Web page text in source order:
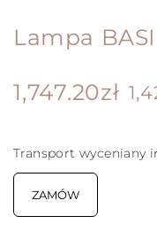
Lampa
1,747.20zł
Transport wyceniany
ZAMÓW